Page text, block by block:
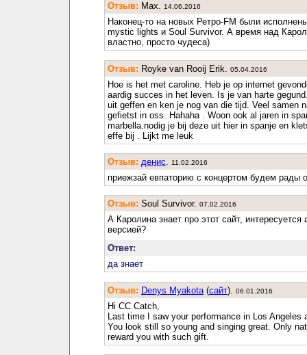
Отзыв: Max. 14.06.2016
Наконец-то на новых Ретро-FM были
mystic lights и Soul Survivor. А время над
властно, просто чудеса)
Отзыв: Royke van Rooij Erik. 05.04.2016
Hoe is het met caroline. Heb je op internet
aardig succes in het leven. Is je van harte
uit geffen en ken je nog van die tijd. Veel samen
gefietst in oss. Hahaha . Woon ook al jaren in
marbella.nodig je bij deze uit hier in spanje en
effe bij . Lijkt me leuk
Отзыв: денис. 11.02.2016
приежзай евпаторию с концертом будем рады
Отзыв: Soul Survivor. 07.02.2016
А Каролина знает про этот сайт, интересуется
версией?
Ответ:
да знает
Отзыв: Denys Myakota (cайт). 06.01.2016
Hi CC Catch,
Last time I saw your performance in Los Angeles
You look still so young and singing great. Only
reward you with such gift.